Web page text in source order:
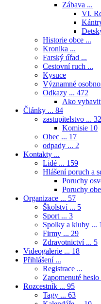
Zábava ...
VI.
Historie obce ...
Kronika ...
Farský úřad ...
Cestovní ruch ...
Kysuce
Významné
Odkazy ... 472
Ako
Články ... 84
zastupitelstvo ... 32
Komisie 10
Obec ... 17
odpady ... 2
Kontakty ...
Lidé ... 159
Hlášení poruch a
Poruchy
Poruchy
Organizace ... 57
Školství ... 5
Sport ... 3
Spolky a kluby ...
Firmy ... 29
Zdravotnictví ... 5
Videogalerie ... 18
Přihlášení ...
Registrace ...
Zapomenuté heslo
Rozcestník ... 95
Tagy ... 63